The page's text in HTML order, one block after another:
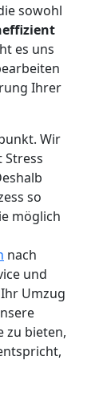
sowohl
es uns
Ihrer
Wir
Stress
so
möglich
nach
und
Umzug
zu bieten,